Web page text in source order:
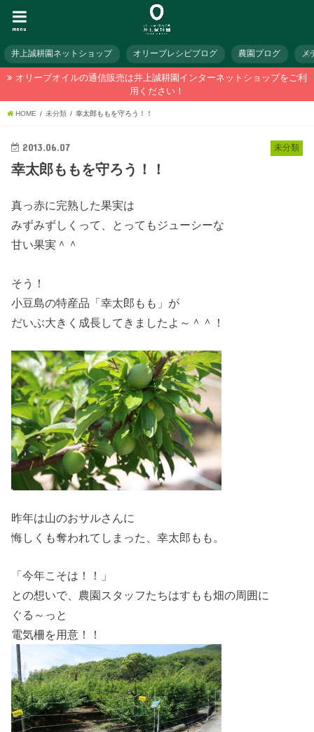
menu
井上誠耕園ネットショップ オリーブレシピブログ 農園ブログ メ
オリーブオイルの通信販売は井上誠耕園インターネットショップをご利
用ください！
HOME 未分類 幸太郎ももを守ろう！！
未分類
2013.06.07
幸太郎ももを守ろう！！
真っ赤に完熟した果実は
みずみずしくって、とってもジューシーな
甘い果実＾＾
そう！
小豆島の特産品「幸太郎もも」が
だいぶ大きく成長してきましたよ～＾＾！
昨年は山のおサルさんに
悔しくも奪われてしまった、幸太郎もも。
「今年こそは！！」
との想いで、農園スタッフたちはすもも畑の周囲に
ぐる～っと
電気柵を用意！！